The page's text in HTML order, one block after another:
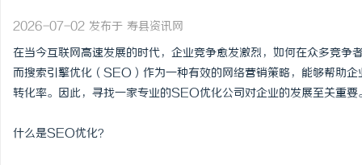
2026-07-02 发布于 寿县资讯网
在当今互联网高速发展的时代，企业竞争愈发激烈，如何在众多竞
而搜索引擎优化（SEO）作为一种有效的网络营销策略，能够帮助
转化率。因此，寻找一家专业的SEO优化公司对企业的发展至关重要
什么是SEO优化？